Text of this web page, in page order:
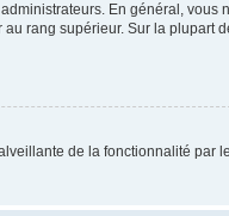
En général, vous
rang supérieur. Sur la plupart
de la fonctionnalité par